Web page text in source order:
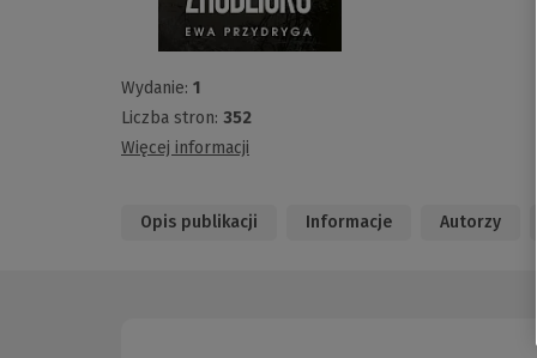
Wydanie: 1
Liczba stron: 352
Więcej informacji
Opis publikacji Informacje Autorzy